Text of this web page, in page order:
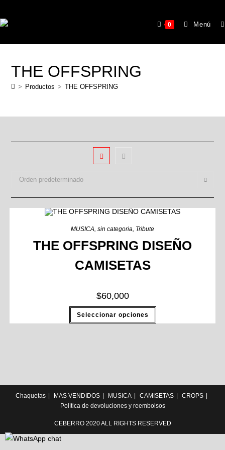
0 Menú
THE OFFSPRING
> Productos > THE OFFSPRING
Orden predeterminado
MUSICA, sin categoria, Tribute
THE OFFSPRING DISEÑO
CAMISETAS
$60,000
Seleccionar opciones
Chaquetas MAS VENDIDOS MUSICA CAMISETAS
CROPS
Política de devoluciones y reembolsos
CEBERRO 2020 ALL RIGHTS RESERVED